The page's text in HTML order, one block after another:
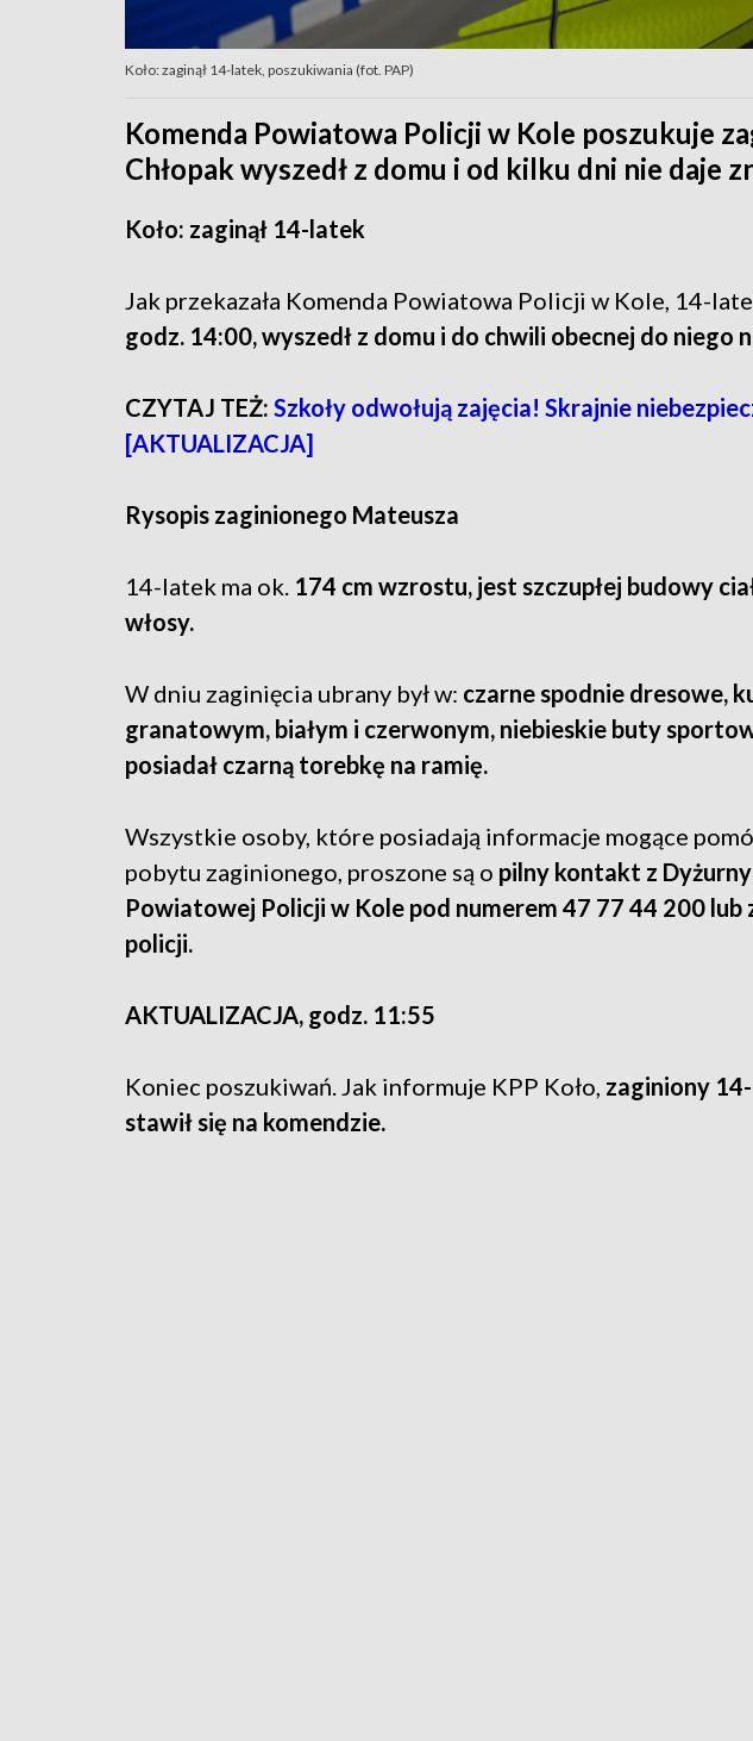
Koło: zaginął 14-latek, poszukiwania (fot. PAP)
Komenda Powiatowa Policji w Kole poszukuje
Chłopak wyszedł z domu i od kilku dni nie daje
Koło: zaginął 14-latek
Jak przekazała Komenda Powiatowa Policji w Kole, 14-
godz. 14:00, wyszedł z domu i do chwili obecnej do niego
CZYTAJ TEŻ: Szkoły odwołują zajęcia! Skrajnie
[AKTUALIZACJA]
Rysopis zaginionego Mateusza
14-latek ma ok. 174 cm wzrostu, jest szczupłej budowy
włosy.
W dniu zaginięcia ubrany był w: czarne spodnie dresowe,
granatowym, białym i czerwonym, niebieskie buty
posiadał czarną torebkę na ramię.
Wszystkie osoby, które posiadają informacje mogące
pobytu zaginionego, proszone są o pilny kontakt z
Powiatowej Policji w Kole pod numerem 47 77 44 200 lub
policji.
AKTUALIZACJA, godz. 11:55
Koniec poszukiwań. Jak informuje KPP Koło, zaginiony
stawił się na komendzie.